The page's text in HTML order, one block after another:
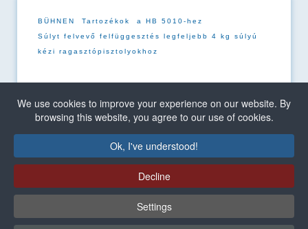
BÜHNEN Tartozékok
a HB 5010-hez
Súlyt felvevő felfüggesztés legfeljebb 4 kg súlyú
kézi ragasztópisztolyokhoz
Súlyt felvevő felfüggesztés
legfeljebb 4 kg súlyú kézi
ragasztópisztolyokhoz
We use cookies to improve your experience on our website. By
browsing this website, you agree to our use of cookies.
Ok, I've understood!
Decline
Settings